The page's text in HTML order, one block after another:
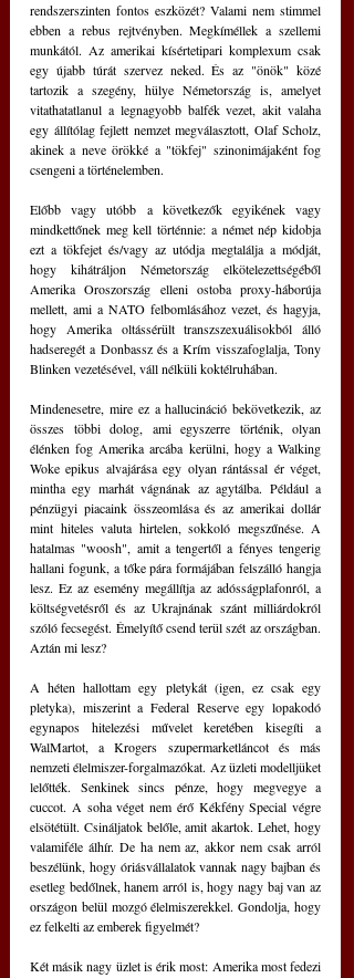
rendszerszinten fontos eszközét? Valami nem stimmel
ebben a rebus rejtvényben. Megkíméllek a szellemi
munkától. Az amerikai kísértetipari komplexum csak
egy újabb túrát szervez neked. És az "önök" közé
tartozik a szegény, hülye Németország is, amelyet
vitathatatlanul a legnagyobb balfék vezet, akit valaha
egy állítólag fejlett nemzet megválasztott, Olaf Scholz,
akinek a neve örökké a "tökfej" szinonimájaként fog
csengeni a történelemben.
Előbb vagy utóbb a következők egyikének vagy
mindkettőnek meg kell történnie: a német nép kidobja
ezt a tökfejet és/vagy az utódja megtalálja a módját,
hogy kihátráljon Németország elkötelezettségéből
Amerika Oroszország elleni ostoba proxy-háborúja
mellett, ami a NATO felbomlásához vezet, és hagyja,
hogy Amerika oltássérült transzszexuálisokból álló
hadseregét a Donbassz és a Krím visszafoglalja, Tony
Blinken vezetésével, váll nélküli koktélruhában.
Mindenesetre, mire ez a hallucináció bekövetkezik, az
összes többi dolog, ami egyszerre történik, olyan
élénken fog Amerika arcába kerülni, hogy a Walking
Woke epikus alvajárása egy olyan rántással ér véget,
mintha egy marhát vágnának az agytálba. Például a
pénzügyi piacaink összeomlása és az amerikai dollár
mint hiteles valuta hirtelen, sokkoló megszűnése. A
hatalmas "woosh", amit a tengertől a fényes tengerig
hallani fogunk, a tőke pára formájában felszálló hangja
lesz. Ez az esemény megállítja az adósságplafonról, a
költségvetésről és az Ukrajnának szánt milliárdokról
szóló fecsegést. Émelyítő csend terül szét az országban.
Aztán mi lesz?
A héten hallottam egy pletykát (igen, ez csak egy
pletyka), miszerint a Federal Reserve egy lopakodó
egynapos hitelezési művelet keretében kisegíti a
WalMartot, a Krogers szupermarketláncot és más
nemzeti élelmiszer-forgalmazókat. Az üzleti modelljüket
lelőtték. Senkinek sincs pénze, hogy megvegye a
cuccot. A soha véget nem érő Kékfény Special végre
elsötétült. Csináljatok belőle, amit akartok. Lehet, hogy
valamiféle álhír. De ha nem az, akkor nem csak arról
beszélünk, hogy óriásvállalatok vannak nagy bajban és
esetleg bedőlnek, hanem arról is, hogy nagy baj van az
országon belül mozgó élelmiszerekkel. Gondolja, hogy
ez felkelti az emberek figyelmét?
Két másik nagy üzlet is érik most: Amerika most fedezi